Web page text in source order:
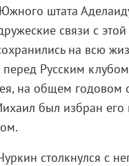
штата
связи с этой
на всю
перед Русским
на общем годовом
был избран
столкнулся с